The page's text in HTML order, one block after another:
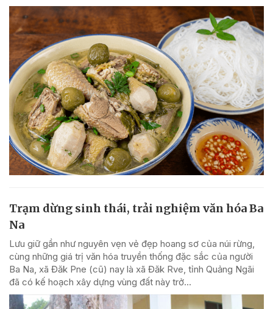
Trạm dừng sinh thái, trải nghiệm văn hóa Ba
Na
Lưu giữ gần như nguyên vẹn vẻ đẹp hoang sơ của núi rừng,
cùng những giá trị văn hóa truyền thống đặc sắc của người
Ba Na, xã Đăk Pne (cũ) nay là xã Đăk Rve, tỉnh Quảng Ngãi
đã có kế hoạch xây dựng vùng đất này trở...